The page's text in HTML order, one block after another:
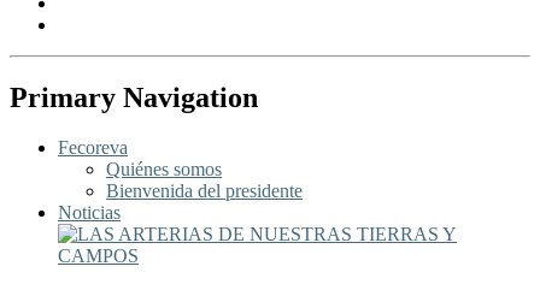
Primary Navigation
Fecoreva
Quiénes somos
Bienvenida del presidente
Noticias